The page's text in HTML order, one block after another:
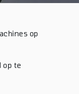
op
op te